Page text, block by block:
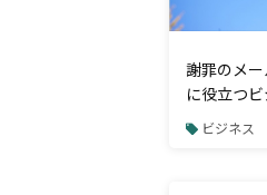
謝罪のメ
に役立つ
まとめ
ビジネス